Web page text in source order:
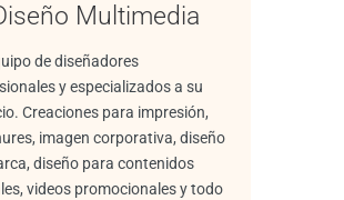
Multimedia
de diseñadores
y especializados a su
Creaciones para impresión,
imagen corporativa, diseño
diseño para contenidos
videos promocionales y todo